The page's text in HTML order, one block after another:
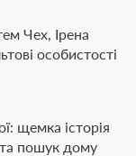
Чех, Ірена
особистості
щемка історія
пошук дому